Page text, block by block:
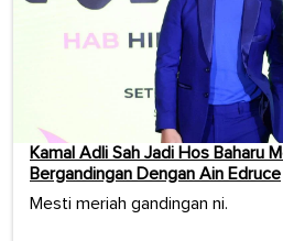
Kamal Adli Sah Jadi Hos Baharu
Bergandingan Dengan Ain Edruce
Mesti meriah gandingan ni.